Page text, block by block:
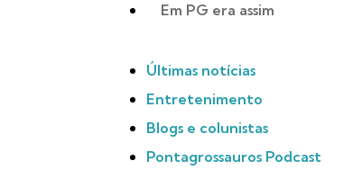
Em PG era assim
Últimas notícias
Entretenimento
Blogs e colunistas
Pontagrossauros Podcast